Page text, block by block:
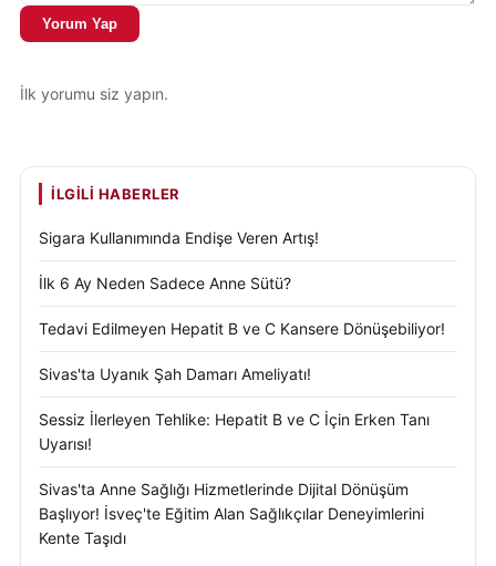
Yorum Yap
İlk yorumu siz yapın.
İLGILI HABERLER
Sigara Kullanımında Endişe Veren Artış!
İlk 6 Ay Neden Sadece Anne Sütü?
Tedavi Edilmeyen Hepatit B ve C Kansere Dönüşebiliyor!
Sivas'ta Uyanık Şah Damarı Ameliyatı!
Sessiz İlerleyen Tehlike: Hepatit B ve C İçin Erken Tanı
Uyarısı!
Sivas'ta Anne Sağlığı Hizmetlerinde Dijital Dönüşüm
Başlıyor! İsveç'te Eğitim Alan Sağlıkçılar Deneyimlerini
Kente Taşıdı